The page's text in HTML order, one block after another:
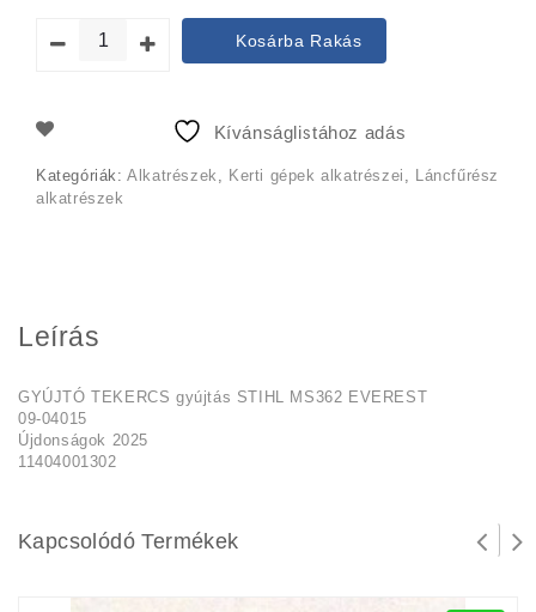
price
was:
10
price
is:
Kosárba Rakás
Kívánságlistához adás
Kategóriák:Alkatrészek , Kerti gépek alkatrészei , Láncfűrész
alkatrészek
Leírás
GYÚJTÓ TEKERCS gyújtás STIHL MS362 EVEREST
09-04015
Újdonságok 2025
11404001302
Kapcsolódó Termékek